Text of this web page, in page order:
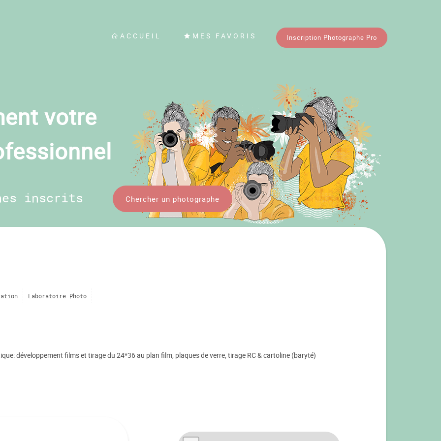
ACCUEIL MES FAVORIS Inscription Photographe Pro
votre
inscrits Chercher un photographe
Laboratoire Photo
développement films et tirage du 24*36 au plan film, plaques de verre, tirage RC & cartoline (baryté)